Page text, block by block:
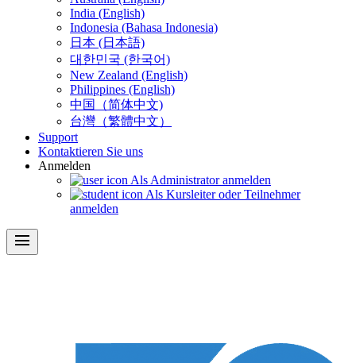
India (English)
Indonesia (Bahasa Indonesia)
日本 (日本語)
대한민국 (한국어)
New Zealand (English)
Philippines (English)
中国（简体中文)
台灣（繁體中文）
Support
Kontaktieren Sie uns
Anmelden
Als Administrator anmelden
Als Kursleiter oder Teilnehmer
anmelden
menu